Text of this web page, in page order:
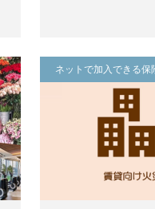
ネットで加入できる保